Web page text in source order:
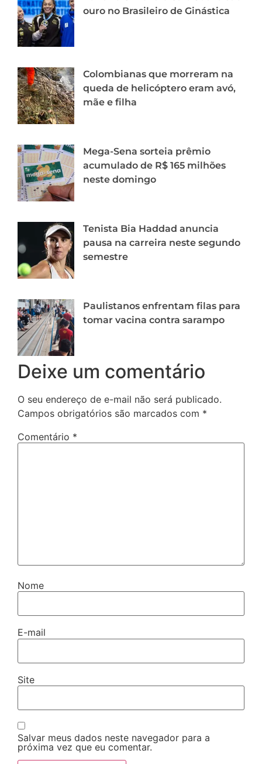
ouro no Brasileiro de Ginástica
Colombianas que morreram na
queda de helicóptero eram avó,
mãe e filha
Mega-Sena sorteia prêmio
acumulado de R$ 165 milhões
neste domingo
Tenista Bia Haddad anuncia
pausa na carreira neste segundo
semestre
Paulistanos enfrentam filas para
tomar vacina contra sarampo
Deixe um comentário
O seu endereço de e-mail não será publicado.
Campos obrigatórios são marcados com *
Comentário *
Nome
E-mail
Site
Salvar meus dados neste navegador para a
próxima vez que eu comentar.